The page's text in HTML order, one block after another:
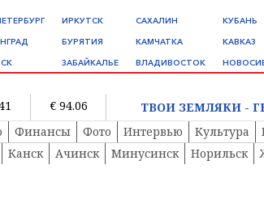
ИРКУТСК
БУРЯТИЯ
ЗАБАЙКАЛЬЕ
САХАЛИН
КАМЧАТКА
ВЛАДИВОСТОК
КУБАНЬ
КАВКАЗ
€ 94.06
ТВОИ ЗЕМЛЯКИ -
Финансы Фото Интервью Культура
Канск
Ачинск Минусинск Норильск